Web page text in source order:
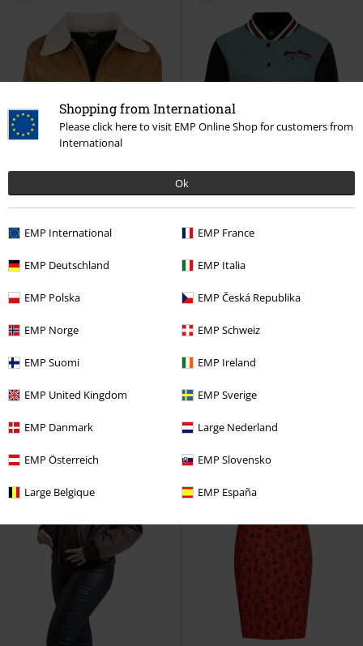
Shopping from International
Please click here to visit EMP Online Shop for customers from
International
Ok
EMP International EMP France
EMP Deutschland EMP Italia
EMP Polska EMP Česká Republika
EMP Norge EMP Schweiz
EMP Suomi EMP Ireland
EMP United Kingdom EMP Sverige
EMP Danmark Large Nederland
EMP Österreich EMP Slovensko
Large Belgique EMP España
% Téměř vyprodáno
Kč 3.399,00
Cropped manšestrová bunda
Queen Kerosin
bundy
Téměř vyprodáno
Kč 2.449,00
We Can Do It
Varsity bunda